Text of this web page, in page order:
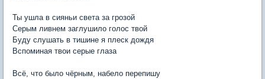
Ты ушла в сияньи света за грозой
Серым ливнем заглушило голос твой
Буду слушать в тишине я плеск дождя
Вспоминая твои серые глаза
Всё, что было чёрным, набело перепишу